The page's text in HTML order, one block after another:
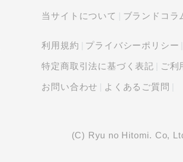
当サイトについて ブランドコラ
利用規約 プライバシーポリシー
特定商取引法に基づく表記 ご利
お問い合わせ よくあるご質問
(C) Ryu no Hitomi. Co,